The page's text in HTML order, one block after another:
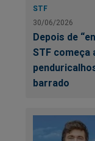
STF
30/06/2026
Depois de
STF começa
barrado